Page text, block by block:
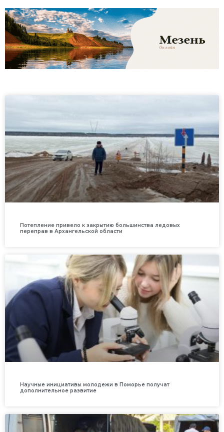
Потепление привело к закрытию большинства ледовых
переправ в Архангельской области
Научные инициативы молодежи в Поморье получат
дополнительное развитие